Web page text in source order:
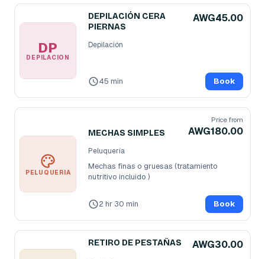
DP
DEPILACIÓN
DEPILACIÓN CERA
PIERNAS
AWG45.00
Depilación
45 min Book
PELUQUERÍA
MECHAS SIMPLES
Price from
AWG180.00
Peluquería
Mechas finas o gruesas (tratamiento
nutritivo incluido )
2 hr 30 min Book
RETIRO DE PESTAÑAS AWG30.00